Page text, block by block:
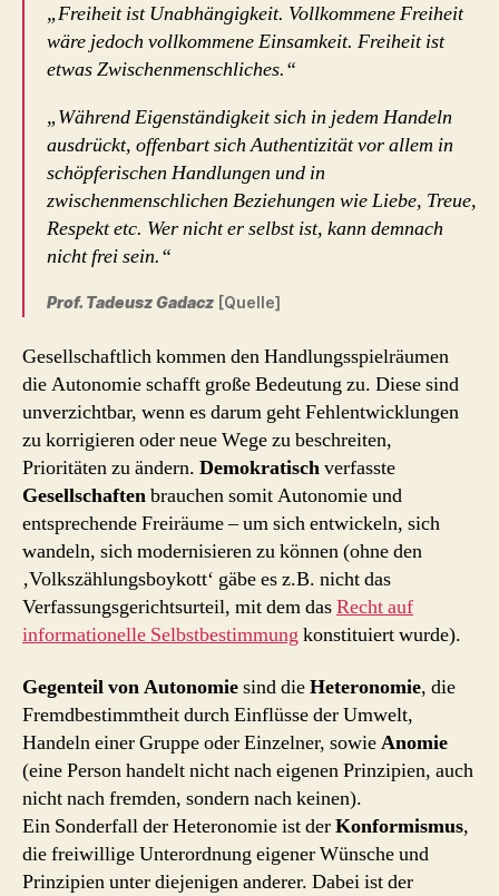
„Freiheit ist Unabhängigkeit. Vollkommene Freiheit
wäre jedoch vollkommene Einsamkeit. Freiheit ist
etwas Zwischenmenschliches.“
„Während Eigenständigkeit sich in jedem Handeln
ausdrückt, offenbart sich Authentizität vor allem in
schöpferischen Handlungen und in
zwischenmenschlichen Beziehungen wie Liebe, Treue,
Respekt etc. Wer nicht er selbst ist, kann demnach
nicht frei sein.“
Prof. Tadeusz Gadacz [Quelle]
Gesellschaftlich kommen den Handlungsspielräumen
die Autonomie schafft große Bedeutung zu. Diese sind
unverzichtbar, wenn es darum geht Fehlentwicklungen
zu korrigieren oder neue Wege zu beschreiten,
Prioritäten zu ändern. Demokratischverfasste
Gesellschaftenbrauchen somit Autonomie und
entsprechende Freiräume – um sich entwickeln, sich
wandeln, sich modernisieren zu können (ohne den
‚Volkszählungsboykott‘ gäbe es z.B. nicht das
Verfassungsgerichtsurteil, mit dem dasRecht auf
informationelle Selbstbestimmung konstituiert wurde).
Gegenteil von Autonomiesind dieHeteronomie, die
Fremdbestimmtheit durch Einflüsse der Umwelt,
Handeln einer Gruppe oder Einzelner, sowieAnomie
(eine Person handelt nicht nach eigenen Prinzipien, auch
nicht nach fremden, sondern nach keinen).
Ein Sonderfall der Heteronomie ist derKonformismus,
die freiwillige Unterordnung eigener Wünsche und
Prinzipien unter diejenigen anderer. Dabei ist der